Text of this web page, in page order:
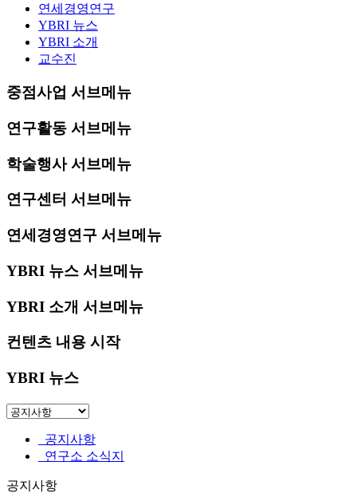
연세경영연구
YBRI 뉴스
YBRI 소개
교수진
중점사업 서브메뉴
연구활동 서브메뉴
학술행사 서브메뉴
연구센터 서브메뉴
연세경영연구 서브메뉴
YBRI 뉴스 서브메뉴
YBRI 소개 서브메뉴
컨텐츠 내용 시작
YBRI 뉴스
공지사항
연구소 소식지
공지사항